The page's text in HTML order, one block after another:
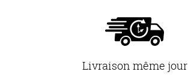
Livraison même jour